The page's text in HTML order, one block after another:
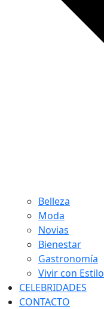
Belleza
Moda
Novias
Bienestar
Gastronomía
Vivir con Estilo
CELEBRIDADES
CONTACTO